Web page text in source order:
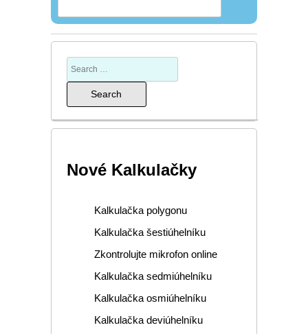
Nové Kalkulačky
Kalkulačka polygonu
Kalkulačka šestiúhelníku
Zkontrolujte mikrofon online
Kalkulačka sedmiúhelníku
Kalkulačka osmiúhelníku
Kalkulačka deviúhelníku